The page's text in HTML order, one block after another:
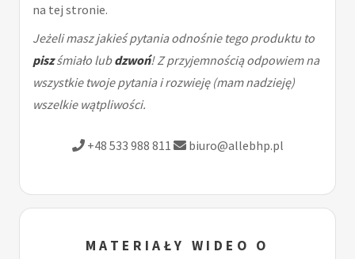
na tej stronie.
Jeżeli masz jakieś pytania odnośnie tego produktu to
piszśmiało lubdzwoń! Z przyjemnością odpowiem na
wszystkie twoje pytania i rozwieję (mam nadzieję)
wszelkie wątpliwości.
+48 533 988 811 biuro@allebhp.pl
MATERIAŁY WIDEO O